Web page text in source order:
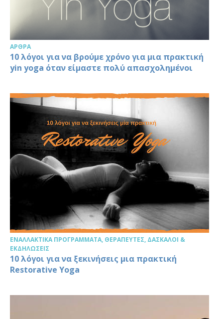
ΆΡΘΡΑ
10 λόγοι για να βρούμε χρόνο για μια πρακτική
yin yoga όταν είμαστε πολύ απασχολημένοι
ΕΝΑΛΛΑΚΤΙΚΆ ΠΡΟΓΡΆΜΜΑΤΑ, ΘΕΡΑΠΕΥΤΈΣ, ΔΆΣΚΑΛΟΙ &
ΕΚΔΗΛΏΣΕΙΣ
10 λόγοι για να ξεκινήσεις μια πρακτική
Restorative Yoga